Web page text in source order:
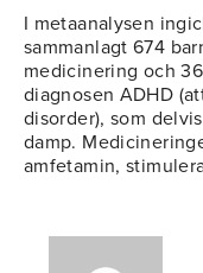
I metaanalysen
sammanlagt 674
medicinering och
diagnosen ADHD
disorder), som
damp.
amfetamin,